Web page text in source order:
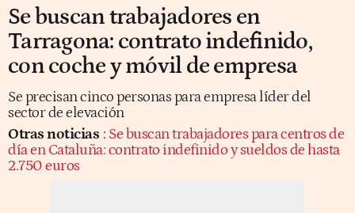
Se buscan trabajadores en
Tarragona: contrato indefinido,
con coche y móvil de empresa
Se precisan cinco personas para empresa líder del
sector de elevación
Otras noticias : Se buscan trabajadores para centros de
día en Cataluña: contrato indefinido y sueldos de hasta
2.750 euros